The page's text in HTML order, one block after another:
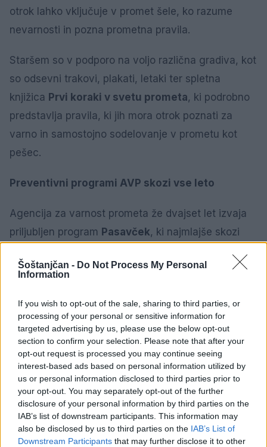
Šoštanjčan - Do Not Process My Personal
Information
If you wish to opt-out of the sale, sharing to third parties, or
processing of your personal or sensitive information for
targeted advertising by us, please use the below opt-out
section to confirm your selection. Please note that after your
opt-out request is processed you may continue seeing
interest-based ads based on personal information utilized by
us or personal information disclosed to third parties prior to
your opt-out. You may separately opt-out of the further
disclosure of your personal information by third parties on the
IAB’s list of downstream participants. This information may
also be disclosed by us to third parties on the IAB’s List of
Downstream Participants that may further disclose it to other
otrok lahko vključuje v promet šele, ko razume
nevarnosti in pozna prometna pravila.
Staršem so v podporo na voljo različna gradiva, kot
so odsevni trakovi, plakati, letaki ter spletna
knjižica Prvi koraki v svetu prometa, ki podrobno
predstavlja pravila, ki jih mora otrok poznati za
varno in samostojno sodelovanje v prometu kot
pešec.
Preventivni programi AVP skozi vse leto
Agencija za varnost prometa že dvajset let izvaja
priljubljen program Pasavček, ki najmlajše skozi
uči, da je »red vedno pas pripet«. V preteklem
28.500 otrok iz 1.546 skupin po vsej Sloveniji.
Pomemben del preventivnih dejavnosti je tudi
usposabljanje učiteljev, ki pripravljajo otroke na
kolesarske izpite
. Ti učencem v 4. ali 5. razredu
omogočijo pridobitev znanja za samostojno in
varno vožnjo kolesa, do takrat pa morajo biti pri
vožnji v prometu vedno v spremstvu staršev ali